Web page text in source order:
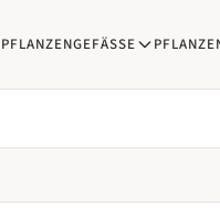
PFLANZENGEFÄSSE